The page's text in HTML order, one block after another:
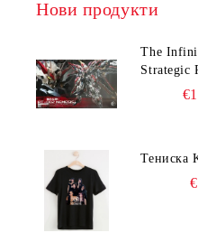
Нови продукти
The
Strategic
Nemesis
Тениска